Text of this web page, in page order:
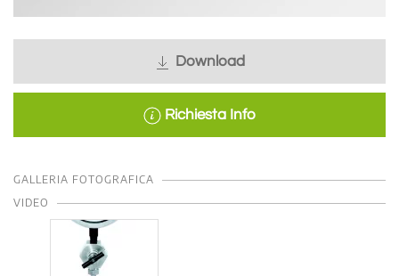
Download
Richiesta Info
GALLERIA FOTOGRAFICA
VIDEO